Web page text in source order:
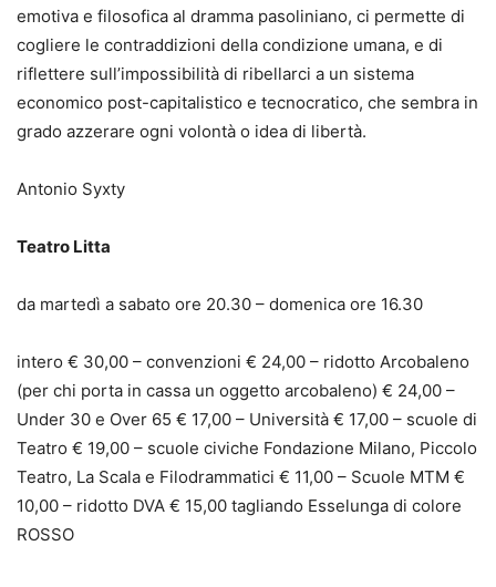
emotiva e filosofica al dramma pasoliniano, ci permette di
cogliere le contraddizioni della condizione umana, e di
riflettere sull’impossibilità di ribellarci a un sistema
economico post-capitalistico e tecnocratico, che sembra in
grado azzerare ogni volontà o idea di libertà.
Antonio Syxty
Teatro Litta
da martedì a sabato ore 20.30 – domenica ore 16.30
intero € 30,00 – convenzioni € 24,00 – ridotto Arcobaleno
(per chi porta in cassa un oggetto arcobaleno) € 24,00 –
Under 30 e Over 65 € 17,00 – Università € 17,00 – scuole di
Teatro € 19,00 – scuole civiche Fondazione Milano, Piccolo
Teatro, La Scala e Filodrammatici € 11,00 – Scuole MTM €
10,00 – ridotto DVA € 15,00 tagliando Esselunga di colore
ROSSO